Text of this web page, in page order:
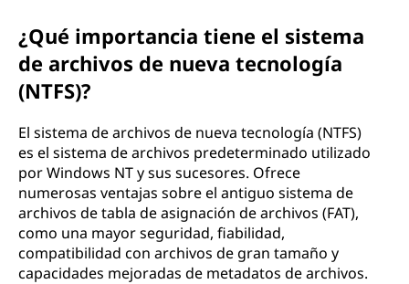
¿Qué importancia tiene el sistema
de archivos de nueva tecnología
(NTFS)?
El sistema de archivos de nueva tecnología (NTFS)
es el sistema de archivos predeterminado utilizado
por Windows NT y sus sucesores. Ofrece
numerosas ventajas sobre el antiguo sistema de
archivos de tabla de asignación de archivos (FAT),
como una mayor seguridad, fiabilidad,
compatibilidad con archivos de gran tamaño y
capacidades mejoradas de metadatos de archivos.